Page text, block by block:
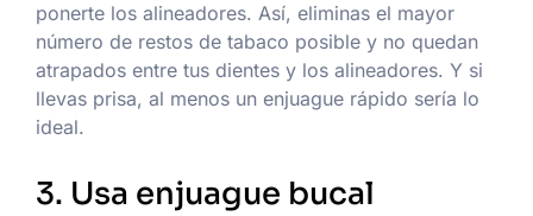
ponerte los alineadores. Así, eliminas el mayor
número de restos de tabaco posible y no quedan
atrapados entre tus dientes y los alineadores. Y si
llevas prisa, al menos un enjuague rápido sería lo
ideal.
3. Usa enjuague bucal